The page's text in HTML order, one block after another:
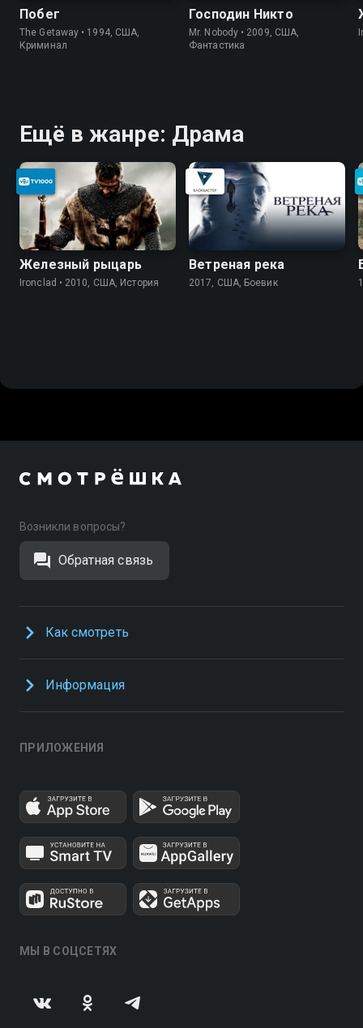
Побег
The Getaway • 1994, США,
Криминал
Господин Никто
Mr. Nobody • 2009, США,
Фантастика
Ещё в жанре: Драма
Железный рыцарь
Ironclad • 2010, США, История
Ветреная река
2017, США, Боевик
Возникли вопросы?
Обратная связь
Как смотреть
Информация
ПРИЛОЖЕНИЯ
МЫ В СОЦСЕТЯХ